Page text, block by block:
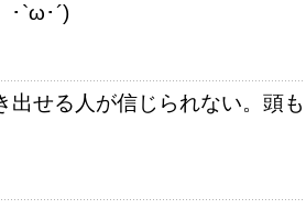
･`ω･´)
出せる人が信じられない。頭も